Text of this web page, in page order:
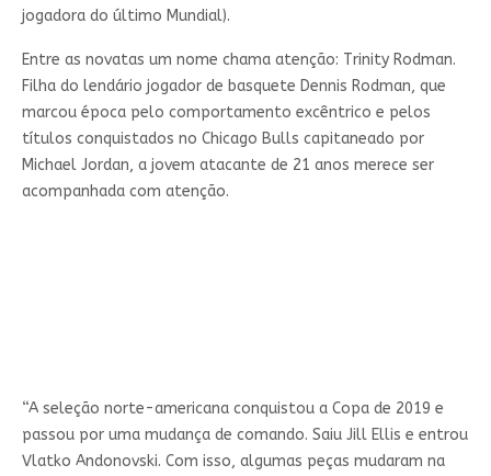
jogadora do último Mundial).
Entre as novatas um nome chama atenção: Trinity Rodman.
Filha do lendário jogador de basquete Dennis Rodman, que
marcou época pelo comportamento excêntrico e pelos
títulos conquistados no Chicago Bulls capitaneado por
Michael Jordan, a jovem atacante de 21 anos merece ser
acompanhada com atenção.
“A seleção norte-americana conquistou a Copa de 2019 e
passou por uma mudança de comando. Saiu Jill Ellis e entrou
Vlatko Andonovski. Com isso, algumas peças mudaram na